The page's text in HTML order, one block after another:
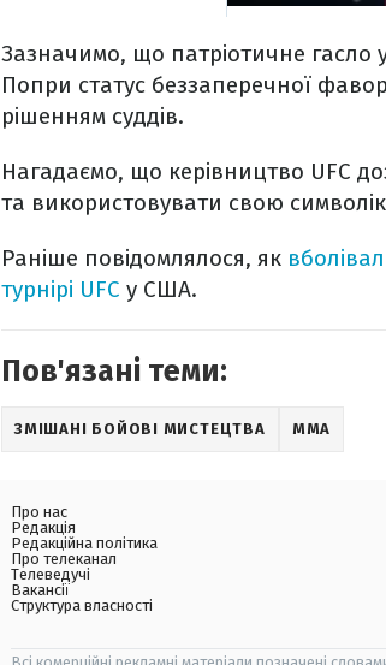
Зазначимо, що патріотичне гасло
Попри статус беззаперечної
рішенням суддів.
Нагадаємо, що керівництво UFC
та використовувати свою
Раніше повідомлялося, як
турнірі UFC у США.
Пов'язані теми:
ЗМІШАНІ БОЙОВІ МИСТЕЦТВА MMA
Про нас
Редакція
Редакційна політика
Про телеканал
Телеведучі
Вакансії
Структура власності